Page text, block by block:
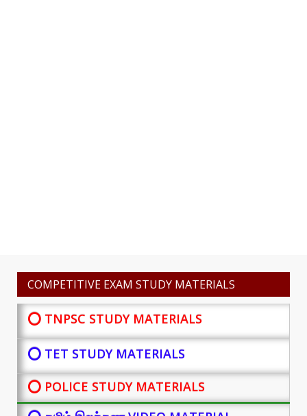
COMPETITIVE EXAM STUDY MATERIALS
⭕ TNPSC STUDY MATERIALS
⭕ TET STUDY MATERIALS
⭕ POLICE STUDY MATERIALS